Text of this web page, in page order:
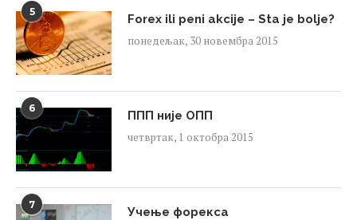
5
Forex ili peni akcije – Sta je bolje?
понедељак, 30 новембра 2015
6
ППП није ОПП
четвртак, 1 октобра 2015
7
Учење форекса